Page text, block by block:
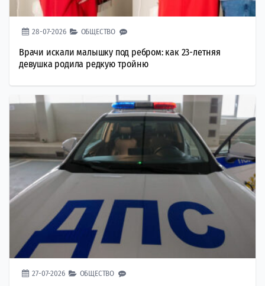
28-07-2026 ОБЩЕСТВО
Врачи искали малышку под ребром: как 23-летняя
девушка родила редкую тройню
27-07-2026 ОБЩЕСТВО